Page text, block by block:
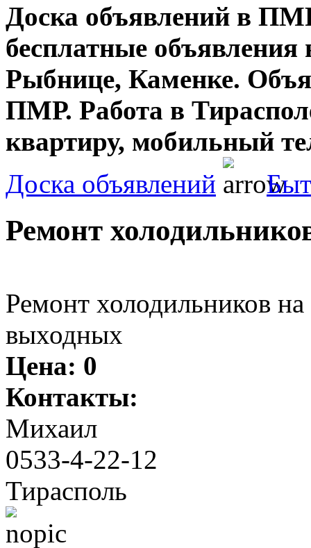
Доска объявлений в
бесплатные объявления
Рыбнице, Каменке.
ПМР. Работа в
квартиру, мобильный
Доска объявлений
Ремонт
Ремонт холодильников
выходных
Цена: 0
Контакты:
Михаил
0533-4-22-12
Тирасполь